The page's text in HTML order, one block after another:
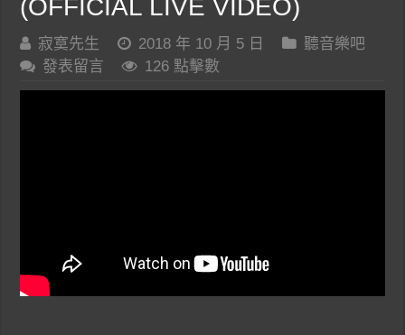
(OFFICIAL LIVE VIDEO)
寂寞先生 2018 年 10 月 5 日
聽音樂吧
發表留言
126 點擊數